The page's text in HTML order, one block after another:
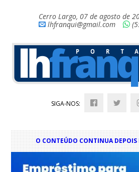
Cerro Largo, 07 de agosto de
lhfranqui@gmail.com
SIGA-NOS:
O CONTEÚDO CONTINUA DEPOIS